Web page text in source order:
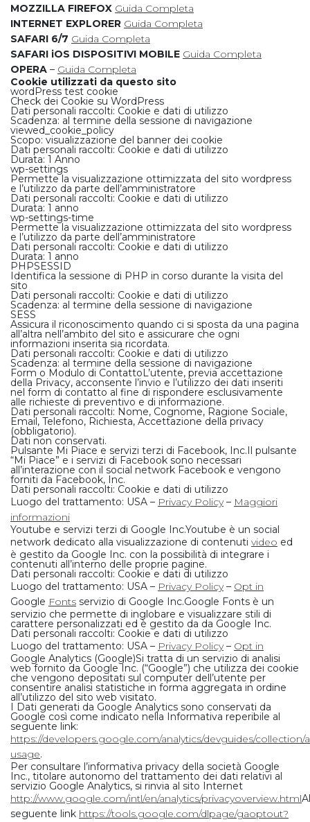
MOZZILLA FIREFOX Guida Completa
INTERNET EXPLORER Guida Completa
SAFARI 6/7 Guida Completa
SAFARI iOS DISPOSITIVI MOBILE Guida Completa
OPERA – Guida Completa
Cookie utilizzati da questo sito
wordPress test cookie
Check dei Cookie su WordPress
Dati personali raccolti: Cookie e dati di utilizzo
Scadenza: al termine della sessione di navigazione
viewed_cookie_policy
Scopo: visualizzazione del banner dei cookie
Dati personali raccolti: Cookie e dati di utilizzo
Durata: 1 Anno
wp-settings
Permette la visualizzazione ottimizzata del sito wordpress
e l’utilizzo da parte dell’amministratore
Dati personali raccolti: Cookie e dati di utilizzo
Durata: 1 anno
wp-settings-time
Permette la visualizzazione ottimizzata del sito wordpress
e l’utilizzo da parte dell’amministratore
Dati personali raccolti: Cookie e dati di utilizzo
Durata: 1 anno
PHPSESSID
Identifica la sessione di PHP in corso durante la visita del
sito
Dati personali raccolti: Cookie e dati di utilizzo
Scadenza: al termine della sessione di navigazione
SESS
Assicura il riconoscimento quando ci si sposta da una pagina
all’altra nell’ambito del sito e assicurare che ogni
informazioni inserita sia ricordata.
Dati personali raccolti: Cookie e dati di utilizzo
Scadenza: al termine della sessione di navigazione
Form o Modulo di ContattoL’utente, previa accettazione
della Privacy, acconsente l’invio e l’utilizzo dei dati inseriti
nel form di contatto al fine di rispondere esclusivamente
alle richieste di preventivo e di informazione.
Dati personali raccolti: Nome, Cognome, Ragione Sociale,
Email, Telefono, Richiesta, Accettazione della privacy
(obbligatorio).
Dati non conservati.
Pulsante Mi Piace e servizi terzi di Facebook, Inc.Il pulsante
“Mi Piace” e i servizi di Facebook sono necessari
all’interazione con il social network Facebook e vengono
forniti da Facebook, Inc.
Dati personali raccolti: Cookie e dati di utilizzo
Luogo del trattamento: USA – Privacy Policy– Maggiori
informazioni
Youtube e servizi terzi di Google Inc.Youtube è un social
network dedicato alla visualizzazione di contenuti video ed
è gestito da Google Inc. con la possibilità di integrare i
contenuti all’interno delle proprie pagine.
Dati personali raccolti: Cookie e dati di utilizzo
Luogo del trattamento: USA – Privacy Policy– Opt in
Google Fonts servizio di Google Inc.Google Fonts è un
servizio che permette di inglobare e visualizzare stili di
carattere personalizzati ed è gestito da da Google Inc.
Dati personali raccolti: Cookie e dati di utilizzo
Luogo del trattamento: USA – Privacy Policy– Opt in
Google Analytics (Google)Si tratta di un servizio di analisi
web fornito da Google Inc. (“Google”) che utilizza dei cookie
che vengono depositati sul computer dell’utente per
consentire analisi statistiche in forma aggregata in ordine
all’utilizzo del sito web visitato.
I Dati generati da Google Analytics sono conservati da
Google così come indicato nella Informativa reperibile al
seguente link:
https://developers.google.com/analytics/devguides/collection/
usage.
Per consultare l’informativa privacy della società Google
Inc., titolare autonomo del trattamento dei dati relativi al
servizio Google Analytics, si rinvia al sito Internet
http://www.google.com/intl/en/analytics/privacyoverview.htmlAl
seguente link https://tools.google.com/dlpage/gaoptout?